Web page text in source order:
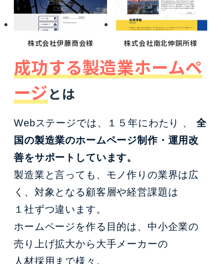
株式会社伊藤商会様 株式会社南北伸銅所様
成功する製造業ホームペ
ージとは
Webステージでは、１５年にわたり 、
全
国の製造業のホームページ制作・運用改
善をサポートしています。
製造業と言っても、モノ作りの業界は広
く、対象となる顧客層や経営課題は
１社ずつ違います。
ホームページを作る目的は、中小企業の
売り上げ拡大から大手メーカーの
人材採用まで様々。